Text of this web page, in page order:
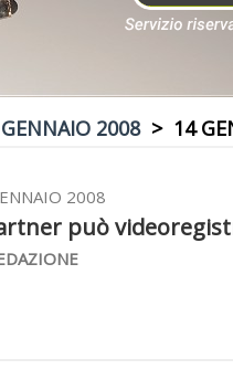
GENNAIO 2008> 14
2008
può